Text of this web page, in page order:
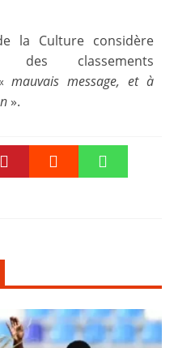
la Culture considère
des classements
mauvais message, et à
».